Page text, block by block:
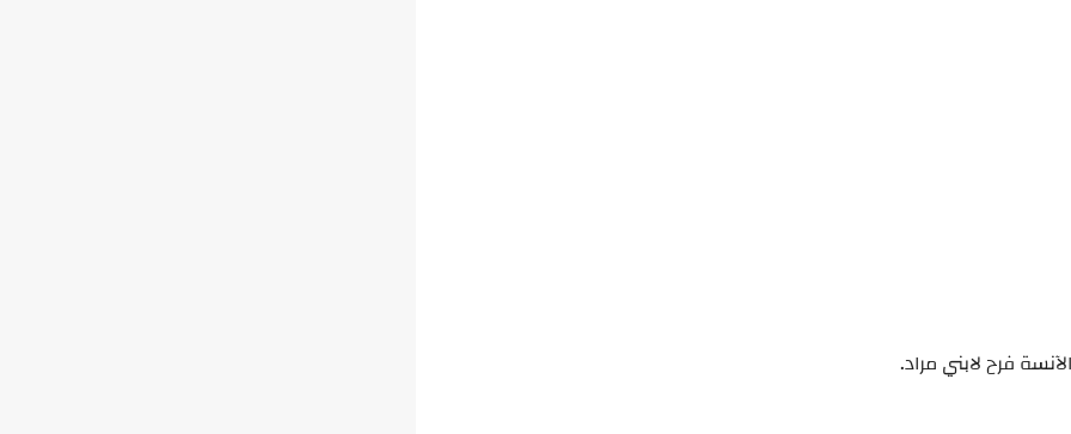
فرح لابني مراد.